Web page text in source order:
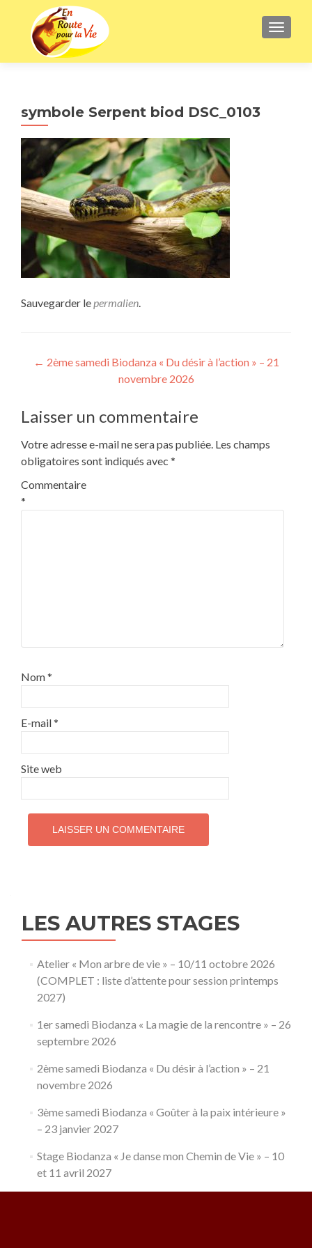
symbole Serpent biod DSC_0103
Sauvegarder lepermalien.
Navigation
l’article
← 2ème samedi Biodanza « Du désir à l’action » – 21
novembre 2026
Laisser un commentaire
Votre adresse e-mail ne sera pas publiée. Les champs
obligatoires sont indiqués avec *
Commentaire
*
Nom*
E-mail*
Site web
LES AUTRES STAGES
Atelier « Mon arbre de vie » – 10/11 octobre 2026
(COMPLET : liste d’attente pour session printemps
2027)
1er samedi Biodanza « La magie de la rencontre » – 26
septembre 2026
2ème samedi Biodanza « Du désir à l’action » – 21
novembre 2026
3ème samedi Biodanza « Goûter à la paix intérieure »
– 23 janvier 2027
Stage Biodanza « Je danse mon Chemin de Vie » – 10
et 11 avril 2027